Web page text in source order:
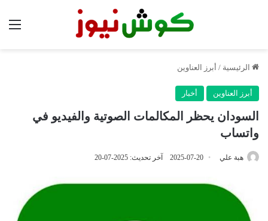
الرئيسية / أبرز العناوين
أبرز العناوين أخبار
السودان يحظر المكالمات الصوتية والفيديو في
واتساب
هبة علي 2025-07-20 آخر تحديث: 2025-07-20